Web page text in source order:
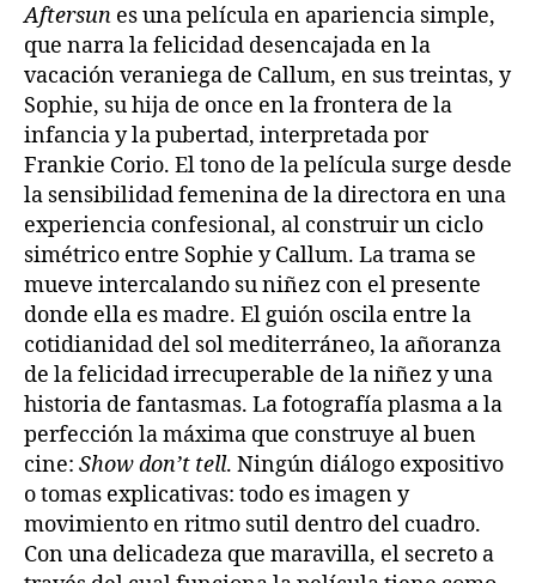
Aftersun es una película en apariencia simple,
que narra la felicidad desencajada en la
vacación veraniega de Callum, en sus treintas, y
Sophie, su hija de once en la frontera de la
infancia y la pubertad, interpretada por
Frankie Corio. El tono de la película surge desde
la sensibilidad femenina de la directora en una
experiencia confesional, al construir un ciclo
simétrico entre Sophie y Callum. La trama se
mueve intercalando su niñez con el presente
donde ella es madre. El guión oscila entre la
cotidianidad del sol mediterráneo, la añoranza
de la felicidad irrecuperable de la niñez y una
historia de fantasmas. La fotografía plasma a la
perfección la máxima que construye al buen
cine: Show don’t tell. Ningún diálogo expositivo
o tomas explicativas: todo es imagen y
movimiento en ritmo sutil dentro del cuadro.
Con una delicadeza que maravilla, el secreto a